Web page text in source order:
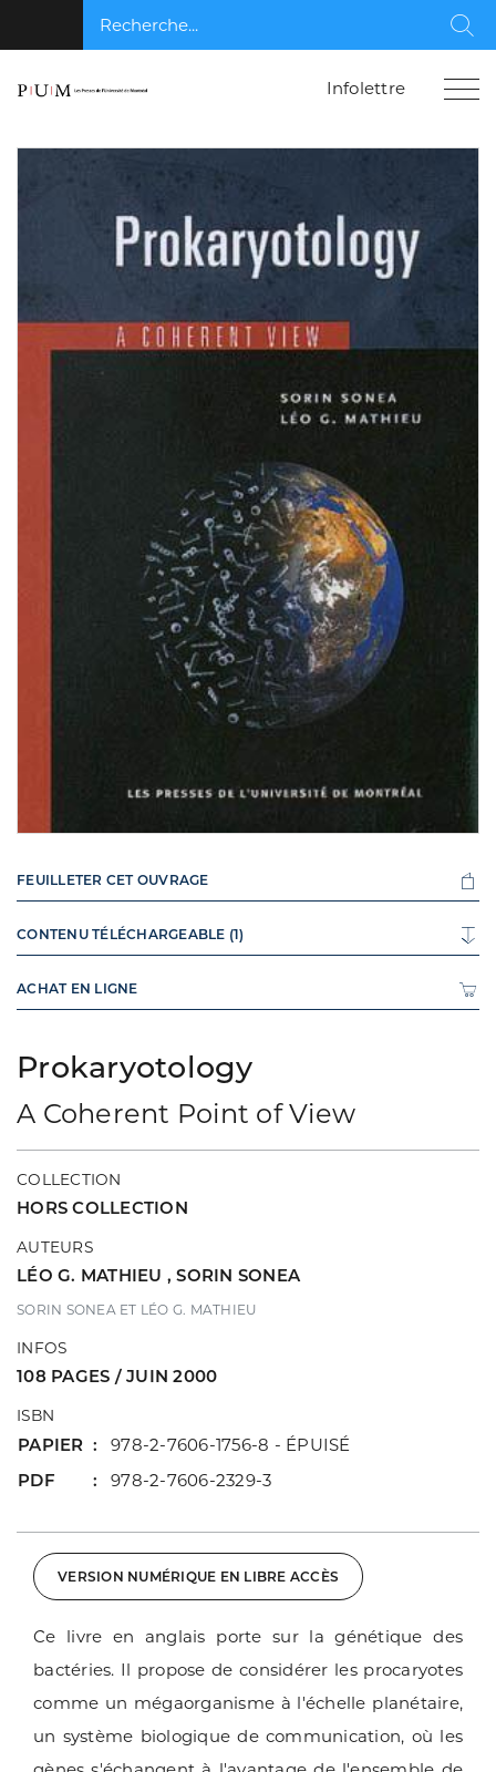
Recherche...
Infolettre
Prokaryotology
A Coherent Point of View
COLLECTION
HORS COLLECTION
AUTEURS
LÉO G. MATHIEU ,SORIN SONEA
SORIN SONEA ET LÉO G. MATHIEU
INFOS
108 PAGES / JUIN 2000
ISBN
PAPIER
978-2-7606-1756-8 - ÉPUISÉ
PDF
978-2-7606-2329-3
VERSION NUMÉRIQUE EN LIBRE ACCÈS
Ce livre en anglais porte sur la génétique des
bactéries. Il propose de considérer les procaryotes
comme un mégaorganisme à l'échelle planétaire,
un système biologique de communication, où les
FEUILLETER CET OUVRAGE
CONTENU TÉLÉCHARGEABLE (1)
ACHAT EN LIGNE